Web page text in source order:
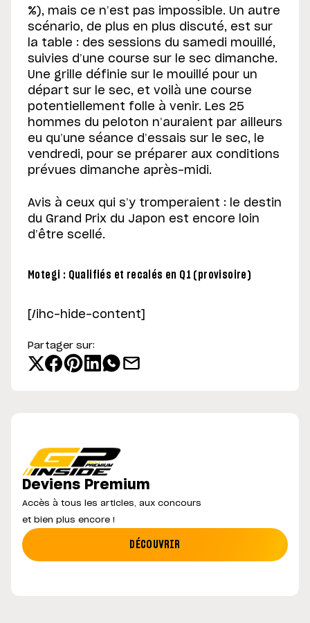
%), mais ce n’est pas impossible. Un autre
scénario, de plus en plus discuté, est sur
la table : des sessions du samedi mouillé,
suivies d’une course sur le sec dimanche.
Une grille définie sur le mouillé pour un
départ sur le sec, et voilà une course
potentiellement folle à venir. Les 25
hommes du peloton n’auraient par ailleurs
eu qu’une séance d’essais sur le sec, le
vendredi, pour se préparer aux conditions
prévues dimanche après-midi.
Avis à ceux qui s’y tromperaient : le destin
du Grand Prix du Japon est encore loin
d’être scellé.
Motegi : Qualifiés et recalés en Q1 (provisoire)
[/ihc-hide-content]
Partager sur:
Deviens Premium
Accès à tous les articles, aux concours
et bien plus encore !
DÉCOUVRIR